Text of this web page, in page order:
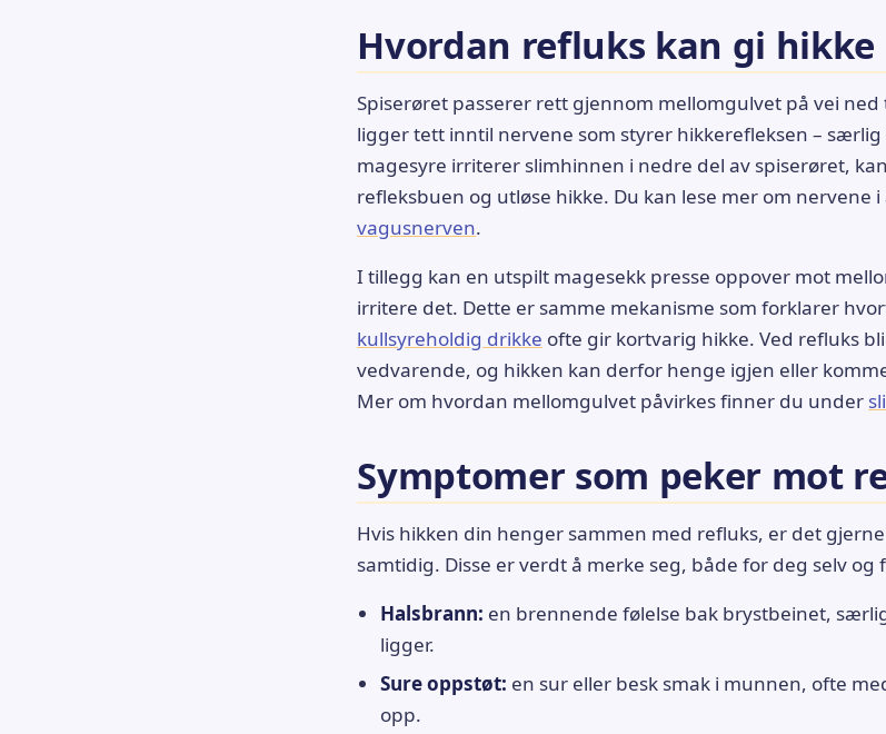
Hvordan refluks kan gi hikke
Spiserøret passerer rett gjennom mellomgulvet på vei
ligger tett inntil nervene som styrer hikkerefleksen –
magesyre irriterer slimhinnen i nedre del av spiserøret,
refleksbuen og utløse hikke. Du kan lese mer om nervene
vagusnerven.
I tillegg kan en utspilt magesekk presse oppover mot
irritere det. Dette er samme mekanisme som forklarer
kullsyreholdig drikke ofte gir kortvarig hikke. Ved refluks
vedvarende, og hikken kan derfor henge igjen eller
Mer om hvordan mellomgulvet påvirkes finner du under
Symptomer som peker mot
Hvis hikken din henger sammen med refluks, er det
samtidig. Disse er verdt å merke seg, både for deg selv og
Halsbrann: en brennende følelse bak brystbeinet,
ligger.
Sure oppstøt: en sur eller besk smak i munnen, ofte
opp.